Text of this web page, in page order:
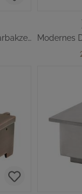
Weihwasserkessel mit Farbakzent